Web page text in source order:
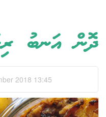
ދޮން އަނބު
2018 13:45